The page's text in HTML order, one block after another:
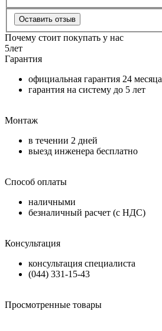
Оставить отзыв
Почему стоит покупать у нас
5лет
Гарантия
официальная гарантия 24 месяца
гарантия на систему до 5 лет
Монтаж
в течении 2 дней
выезд инженера бесплатно
Способ оплаты
наличными
безналичный расчет (с НДС)
Консультация
консультация специалиста
(044) 331-15-43
Просмотренные товары